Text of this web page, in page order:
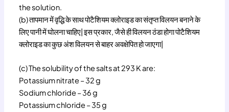
the solution.
(b) तापमान में वृद्धि के साथ पोटैशियम क्लोराइड का संतृप्त विलयन बनाने के
लिए पानी में घोलना चाहिए| इस प्रकार, जैसे ही विलयन ठंडा होगा पोटैशियम
क्लोराइड का कुछ अंश विलयन से बाहर अवक्षेपित हो जाएगा|
(c) The solubility of the salts at 293 K are:
Potassium nitrate – 32 g
Sodium chloride – 36 g
Potassium chloride – 35 g